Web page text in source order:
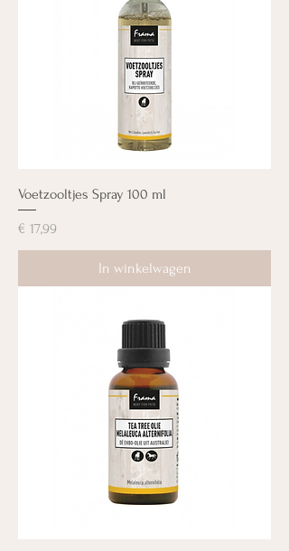
Voetzooltjes Spray 100 ml
Prijs
€ 17,99
In winkelwagen